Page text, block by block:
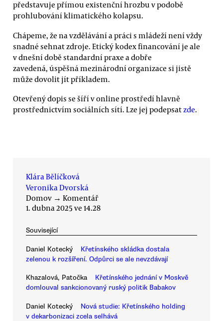
představuje přímou existenční hrozbu v podobě
prohlubování klimatického kolapsu.
Chápeme, že na vzdělávání a práci s mládeží není vždy
snadné sehnat zdroje. Etický kodex financování je ale
v dnešní době standardní praxe a dobře
zavedená, úspěšná mezinárodní organizace si jistě
může dovolit jít příkladem.
Otevřený dopis se šíří v online prostředí hlavně
prostřednictvím sociálních sítí. Lze jej podepsat zde.
Klára Bělíčková
Veronika Dvorská
Domov → Komentář
1. dubna 2025 ve 14.28
Související
Daniel Kotecký
Křetínského skládka dostala
zelenou k rozšíření. Odpůrci se ale nevzdávají
Khazalová, Patočka
Křetínského jednání v Moskvě
domlouval sankcionovaný ruský politik Babakov
Daniel Kotecký
Nová studie: Křetínského holding
v dekarbonizaci zcela selhává